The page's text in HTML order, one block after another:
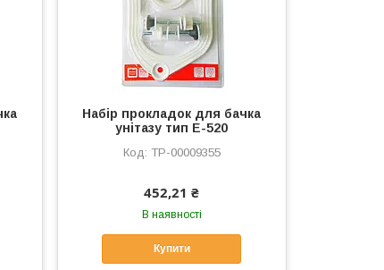
Набір прокладок для бачка
унітазу тип E-520
ТР-00009355
452,21 ₴
В наявності
Купити